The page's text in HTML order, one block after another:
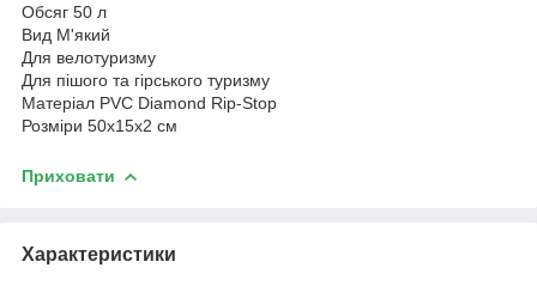
Обсяг 50 л
Вид М'який
Для велотуризму
Для пішого та гірського туризму
Матеріал PVC Diamond Rip-Stop
Розміри 50x15x2 см
Приховати
Характеристики